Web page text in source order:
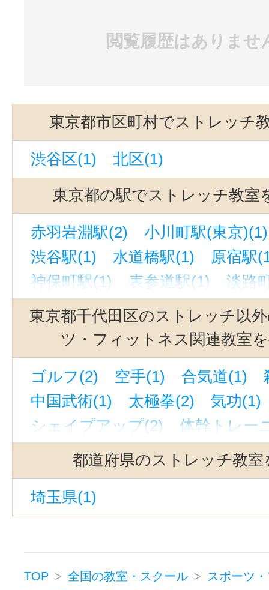
閲覧履歴はありませ
東京都市区町村でストレッチ
渋谷区(1)
北区(1)
東京都の駅でストレッチ教室
赤羽岩淵駅(2)
小川町駅(東京)(1)
渋谷駅(1)
水道橋駅(1)
原宿駅
神保町駅(1)
表参道駅(1)
淡路
秋葉原駅(1)
赤羽駅(1)
大手町
新中野駅(1)
東京都千代田区のストレッチ以
ツ・フィットネス関連教室
ゴルフ(2) 空手(1) 合気道(1)
中国武術(1)
太極拳(2)
気功(1)
シェイプアップ(2)
体幹トレー
スポーツ・フィットネスクラブ
スポーツインストラクター・ト
野球(1)
スポーツ・フィットネスその他
都道府県のストレッチ教室
埼玉県(1)
TOP 全国の教室・スクール
スポーツ